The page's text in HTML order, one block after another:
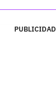
PUBLICIDAD